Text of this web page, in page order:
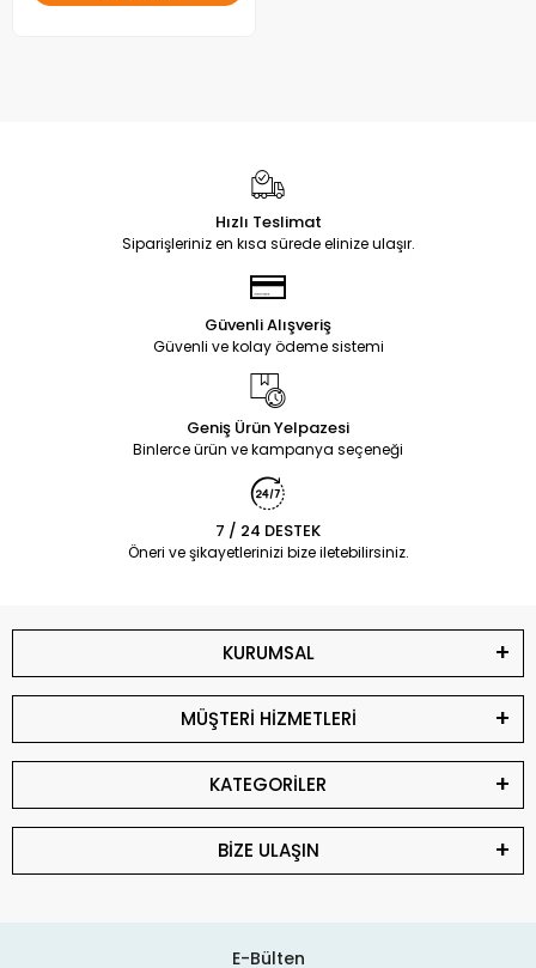
Hızlı Teslimat
Siparişleriniz en kısa sürede elinize ulaşır.
Güvenli Alışveriş
Güvenli ve kolay ödeme sistemi
Geniş Ürün Yelpazesi
Binlerce ürün ve kampanya seçeneği
7 / 24 DESTEK
Öneri ve şikayetlerinizi bize iletebilirsiniz.
KURUMSAL
MÜŞTERİ HİZMETLERİ
KATEGORİLER
BİZE ULAŞIN
E-Bülten